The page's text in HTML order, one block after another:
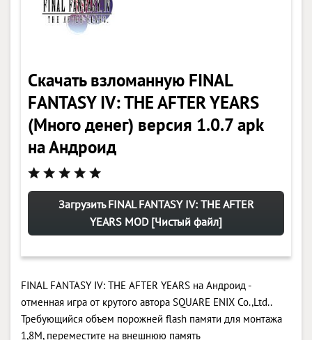
Скачать взломанную FINAL
FANTASY IV: THE AFTER YEARS
(Много денег) версия 1.0.7 apk
на Андроид
Загрузить FINAL FANTASY IV: THE AFTER
YEARS MOD [Чистый файл]
FINAL FANTASY IV: THE AFTER YEARS на Андроид -
отменная игра от крутого автора SQUARE ENIX Co.,Ltd..
Требующийся объем порожней flash памяти для монтажа
1,8M, переместите на внешнюю память